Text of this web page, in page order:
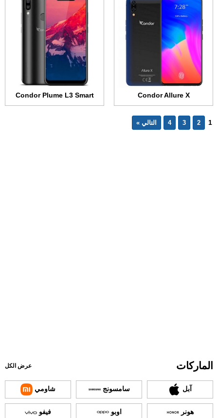
Condor Allure X
Condor Plume L3 Smart
1
2
3
4 التالي »
الماركات عرض الكل
آبل سامسونج شاومي
هونر اوبو فيفو